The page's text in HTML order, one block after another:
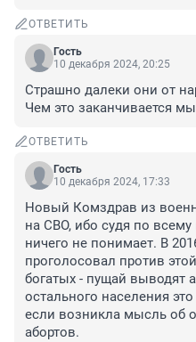
ОТВЕТИТЬ
Гость
10 декабря 2024, 20:25
Страшно далеки они от
Чем это заканчивается
ОТВЕТИТЬ
Гость
10 декабря 2024, 17:33
Новый Комздрав из
на СВО, ибо судя по
ничего не понимает. В
проголосовал против
богатых - пущай выводят
остального населения
если возникла мысль об
абортов.